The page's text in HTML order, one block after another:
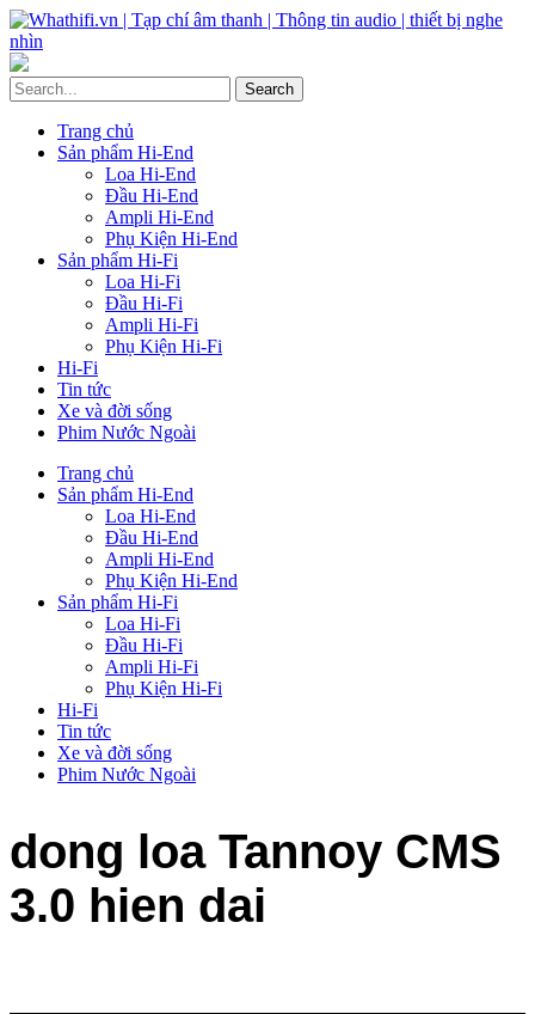
Trang chủ
Sản phẩm Hi-End
Loa Hi-End
Đầu Hi-End
Ampli Hi-End
Phụ Kiện Hi-End
Sản phẩm Hi-Fi
Loa Hi-Fi
Đầu Hi-Fi
Ampli Hi-Fi
Phụ Kiện Hi-Fi
Hi-Fi
Tin tức
Xe và đời sống
Phim Nước Ngoài
Trang chủ
Sản phẩm Hi-End
Loa Hi-End
Đầu Hi-End
Ampli Hi-End
Phụ Kiện Hi-End
Sản phẩm Hi-Fi
Loa Hi-Fi
Đầu Hi-Fi
Ampli Hi-Fi
Phụ Kiện Hi-Fi
Hi-Fi
Tin tức
Xe và đời sống
Phim Nước Ngoài
dong loa Tannoy CMS
3.0 hien dai